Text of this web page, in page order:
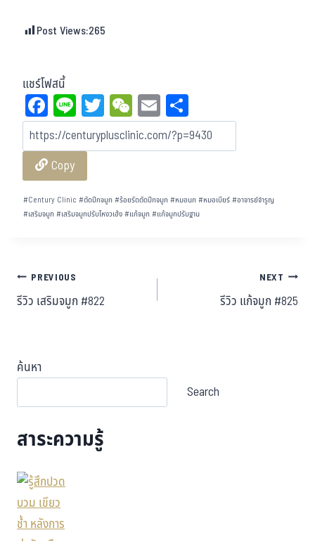
Post Views:265
แชร์โฟสนี้
Fa
ce
bo
ok
Li
ne
T
wi
tt
W
eC
ha
E
m
ail
ar
e
Copy
#Century Clinic #ตัดปีกจมูก#ร้อยรัดตัดปีกจมูก#หมอนก#หมอเบียร์ #อาจารย์จำรูญ
#เสริมจมูก#เสริมจมูกปรับโหงวเฮ้ง#แก้จมูก#แก้จมูกปรับฐาน
PREVIOUS
รีวิว เสริมจมูก #822
NEXT
รีวิว แก้จมูก #825
ค้นหา
Search
สาระความรู้